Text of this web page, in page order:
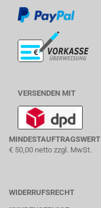
VERSENDEN MIT
MINDESTAUFTRAGSWERT
€ 50,00 netto zzgl. MwSt.
WIDERRUFSRECHT